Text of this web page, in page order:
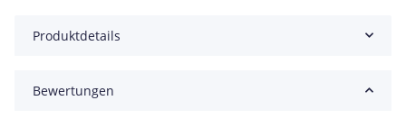
Produktdetails
Bewertungen